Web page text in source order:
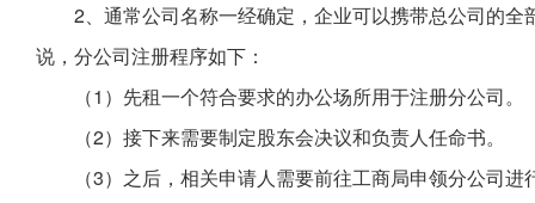
2、通常公司名称一经确定，企业可以携带总公司的
说，分公司注册程序如下：
（1）先租一个符合要求的办公场所用于注册分公司。
（2）接下来需要制定股东会决议和负责人任命书。
（3）之后，相关申请人需要前往工商局申领分公司